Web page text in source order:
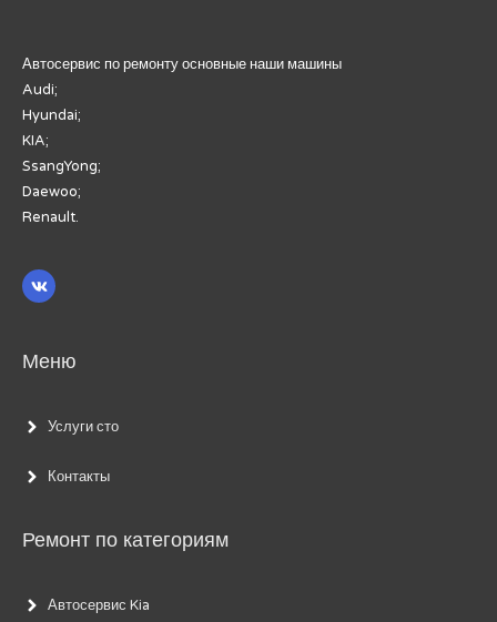
Автосервис по ремонту основные наши машины
Audi;
Hyundai;
KIA;
SsangYong;
Daewoo;
Renault.
Меню
Услуги сто
Контакты
Ремонт по категориям
Автосервис Kia